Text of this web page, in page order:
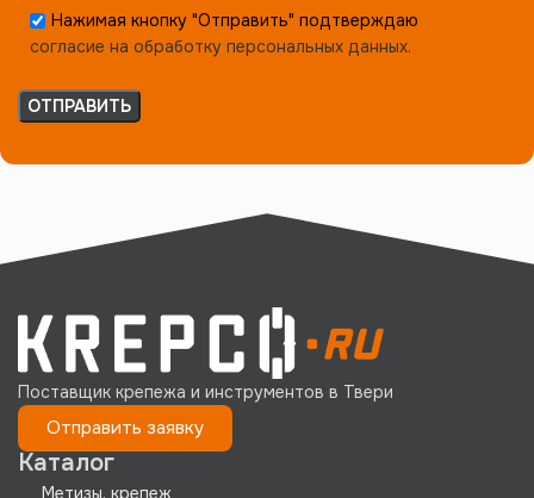
Нажимая кнопку "Отправить" подтверждаю
согласие на обработку персональных данных.
Поставщик крепежа и инструментов в Твери
Отправить заявку
Каталог
Метизы, крепеж